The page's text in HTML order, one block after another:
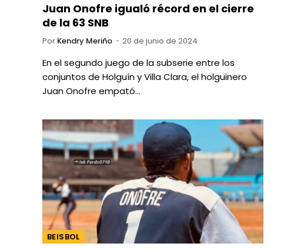
Juan Onofre igualó récord en el cierre
de la 63 SNB
Por Kendry Meriño 20 de junio de 2024
En el segundo juego de la subserie entre los
conjuntos de Holguín y Villa Clara, el holguinero
Juan Onofre empató…
BEISBOL